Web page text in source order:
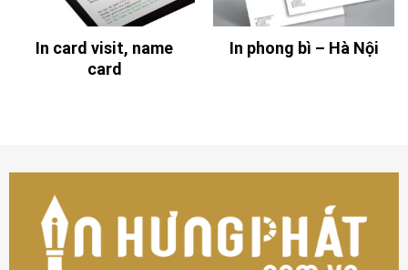
In card visit, name
card
In phong bì – Hà Nội